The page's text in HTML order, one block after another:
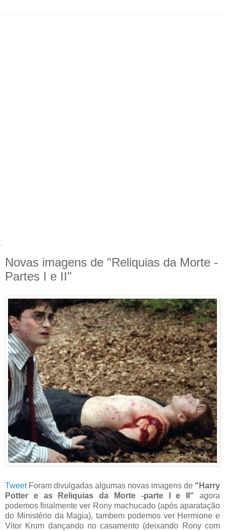
Novas imagens de "Reliquias da Morte -
Partes I e II"
TweetForam divulgadas algumas novas imagens de "Harry
Potter e as Reliquias da Morte -parte I e II" agora
podemos finalmente ver Rony machucado (após aparatação
do Ministério da Magia), tambem podemos ver Hermione e
Vitor Krum dançando no casamento (deixando Rony com